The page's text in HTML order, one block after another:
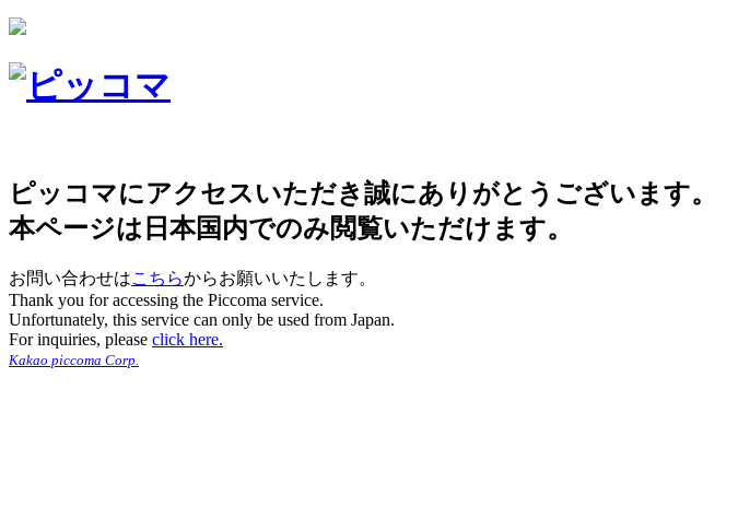
ピッコマにアクセスいただき誠にありがとうございます。
本ページは日本国内でのみ閲覧いただけます。
お問い合わせはこちらからお願いいたします。
Thank you for accessing the Piccoma service.
Unfortunately, this service can only be used from Japan.
For inquiries, please click here.
Kakao piccoma Corp.